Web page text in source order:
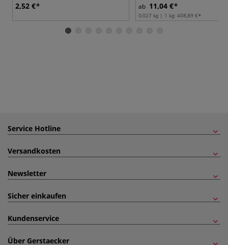
2,52 € ab 11,04 €
0,027 kg | 1 kg: 408,89 €
Service Hotline
Versandkosten
Newsletter
Sicher einkaufen
Kundenservice
Über Gerstaecker